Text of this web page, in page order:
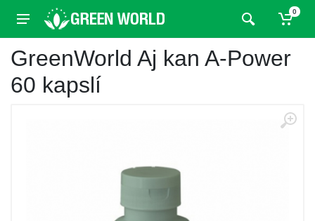
0
GreenWorld Aj kan A-Power
60 kapslí